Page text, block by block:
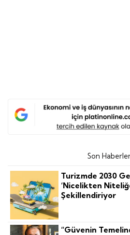
Son
Turizmde 2030
‘nicelikten
Şekillendiriyor
“Güvenin